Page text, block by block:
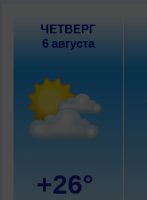
ЧЕТВЕРГ
6 августа
+26°